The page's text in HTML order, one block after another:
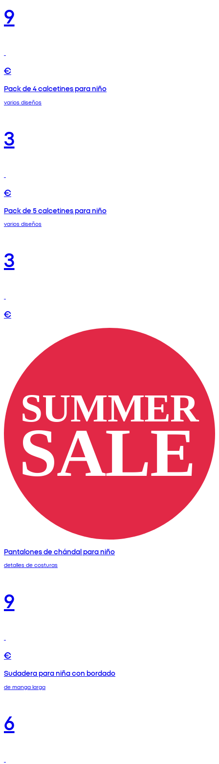
9
€
Pack de 4 calcetines para niño
varios diseños
3
€
Pack de 5 calcetines para niño
varios diseños
3
€
Pantalones de chándal para niño
detalles de costuras
9
€
Sudadera para niña con bordado
de manga larga
6